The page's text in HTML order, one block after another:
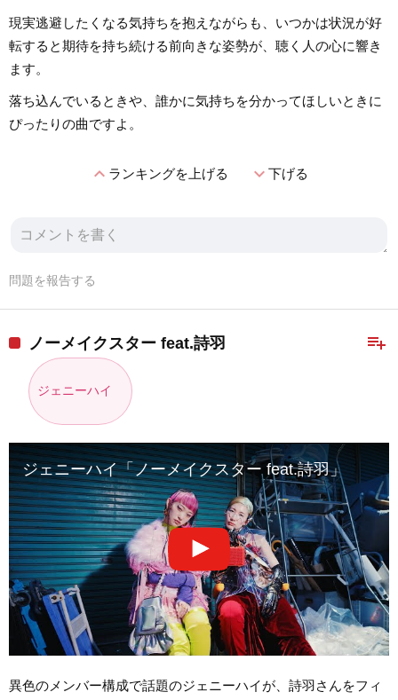
現実逃避したくなる気持ちを抱えながらも、いつかは状況が好
転すると期待を持ち続ける前向きな姿勢が、聴く人の心に響き
ます。
落ち込んでいるときや、誰かに気持ちを分かってほしいときに
ぴったりの曲ですよ。
expand_lessランキングを上げる expand_more下げる
問題を報告する
playlist_add
ノーメイクスター feat.詩羽
ジェニーハイ
ジェニーハイ「ノーメイクスター feat.詩羽」
異色のメンバー構成で話題のジェニーハイが、詩羽さんをフィ